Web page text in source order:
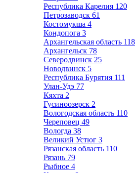
Республика Карелия 120
Петрозаводск 61
Костомукша 4
Кондопога 3
Архангельская область 118
Архангельск 78
Северодвинск 25
Новодвинск 5
Республика Бурятия 111
Улан-Удэ 77
Кяхта 2
Гусиноозерск 2
Вологодская область 110
Череповец 49
Вологда 38
Великий Устюг 3
Рязанская область 110
Рязань 79
Рыбное 4